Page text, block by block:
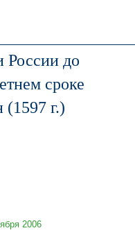
России до
сроке
(1597 г.)
2006